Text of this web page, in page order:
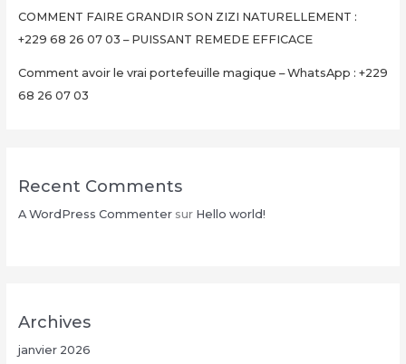
COMMENT FAIRE GRANDIR SON ZIZI NATURELLEMENT :
+229 68 26 07 03 – PUISSANT REMEDE EFFICACE
Comment avoir le vrai portefeuille magique – WhatsApp : +229
68 26 07 03
Recent Comments
A WordPress Commentersur Hello world!
Archives
janvier 2026